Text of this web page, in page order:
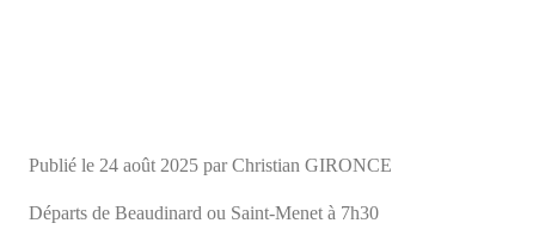
Publié le 24 août 2025 par Christian GIRONCE
Départs de Beaudinard ou Saint-Menet à 7h30